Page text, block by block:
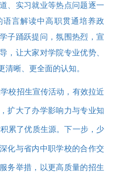
、实习就业等热点问题逐一
言解读中高职贯通培养政
子踊跃提问，氛围热烈，宣
，让大家对学院专业优势、
清晰、更全面的认知。
校招生宣传活动，有效拉近
扩大了办学影响力与专业知
累了优质生源。下一步，少
化与省内中职学校的合作交
务举措，以更高质量的招生